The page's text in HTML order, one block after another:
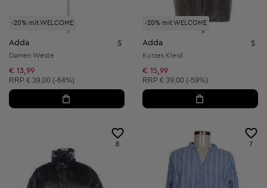
-20% mit WELCOME
Adda S
Damen Weste
€ 13,99
Unverbindliche Preisempfehlung:
RRP € 39,00 (-64%)
-20% mit WELCOME
Adda S
Kurzes Kleid
€ 15,99
Unverbindliche Preisempfehlung:
RRP € 39,00 (-59%)
8 7